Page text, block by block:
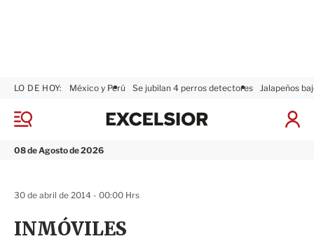
M
n
08 de Agosto de 2026
LO DE HOY: México y Perú Se jubilan 4 perros detectores Jalapeños
I
x
INMÓVILES
30 de abril de 2014 - 00:00 Hrs